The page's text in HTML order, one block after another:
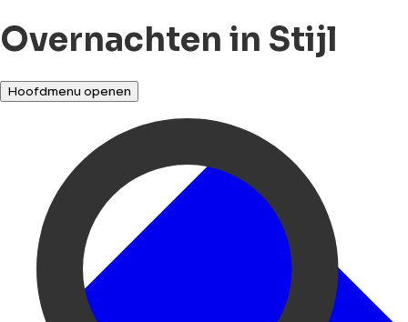
Overnachten in Stijl
Hoofdmenu openen